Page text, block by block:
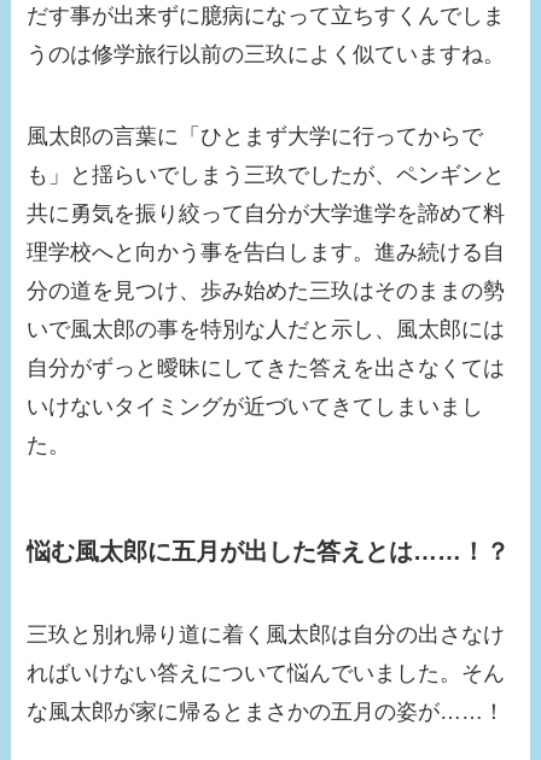
だす事が出来ずに臆病になって立ちすくんでしま
うのは修学旅行以前の三玖によく似ていますね。
風太郎の言葉に「ひとまず大学に行ってからで
も」と揺らいでしまう三玖でしたが、ペンギンと
共に勇気を振り絞って自分が大学進学を諦めて料
理学校へと向かう事を告白します。進み続ける自
分の道を見つけ、歩み始めた三玖はそのままの勢
いで風太郎の事を特別な人だと示し、風太郎には
自分がずっと曖昧にしてきた答えを出さなくては
いけないタイミングが近づいてきてしまいまし
た。
悩む風太郎に五月が出した答えとは……！？
三玖と別れ帰り道に着く風太郎は自分の出さなけ
ればいけない答えについて悩んでいました。そん
な風太郎が家に帰るとまさかの五月の姿が……！